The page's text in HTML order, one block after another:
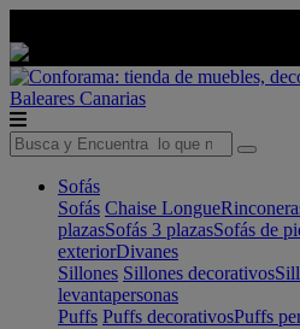
Baleares Canarias
Sofás
Sofás Chaise Longue
plazasSofás 3 plazasSofás de
exteriorDivanes
Sillones Sillones decorativos
levantapersonas
Puffs Puffs decorativosPuffs